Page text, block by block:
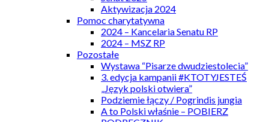
Aktywizacja 2024
Pomoc charytatywna
2024 – Kancelaria Senatu RP
2024 – MSZ RP
Pozostałe
Wystawa “Pisarze dwudziestolecia”
3. edycja kampanii #KTOTYJESTEŚ
„Język polski otwiera”
Podziemie łączy / Pogrindis jungia
A to Polski właśnie – POBIERZ